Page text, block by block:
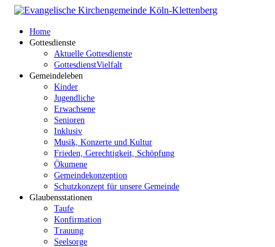
Home
Gottesdienste
Aktuelle Gottesdienste
GottesdienstVielfalt
Gemeindeleben
Kinder
Jugendliche
Erwachsene
Senioren
Inklusiv
Musik, Konzerte und Kultur
Frieden, Gerechtigkeit, Schöpfung
Ökumene
Gemeindekonzeption
Schutzkonzept für unsere Gemeinde
Glaubensstationen
Taufe
Konfirmation
Trauung
Seelsorge